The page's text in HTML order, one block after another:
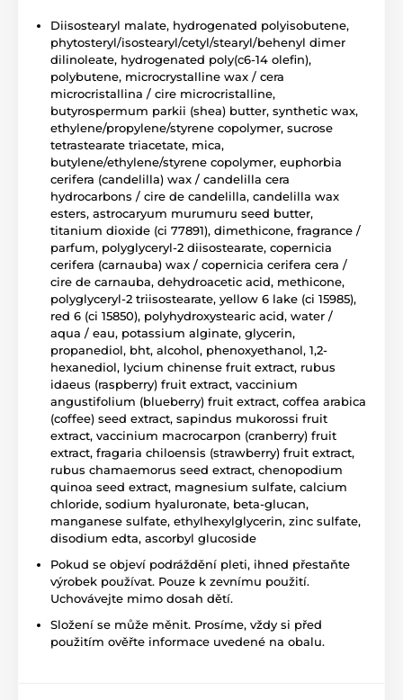
Diisostearyl malate, hydrogenated polyisobutene,
phytosteryl/isostearyl/cetyl/stearyl/behenyl dimer
dilinoleate, hydrogenated poly(c6-14 olefin),
polybutene, microcrystalline wax / cera
microcristallina / cire microcristalline,
butyrospermum parkii (shea) butter, synthetic wax,
ethylene/propylene/styrene copolymer, sucrose
tetrastearate triacetate, mica,
butylene/ethylene/styrene copolymer, euphorbia
cerifera (candelilla) wax / candelilla cera
hydrocarbons / cire de candelilla, candelilla wax
esters, astrocaryum murumuru seed butter,
titanium dioxide (ci 77891), dimethicone, fragrance /
parfum, polyglyceryl-2 diisostearate, copernicia
cerifera (carnauba) wax / copernicia cerifera cera /
cire de carnauba, dehydroacetic acid, methicone,
polyglyceryl-2 triisostearate, yellow 6 lake (ci 15985),
red 6 (ci 15850), polyhydroxystearic acid, water /
aqua / eau, potassium alginate, glycerin,
propanediol, bht, alcohol, phenoxyethanol, 1,2-
hexanediol, lycium chinense fruit extract, rubus
idaeus (raspberry) fruit extract, vaccinium
angustifolium (blueberry) fruit extract, coffea arabica
(coffee) seed extract, sapindus mukorossi fruit
extract, vaccinium macrocarpon (cranberry) fruit
extract, fragaria chiloensis (strawberry) fruit extract,
rubus chamaemorus seed extract, chenopodium
quinoa seed extract, magnesium sulfate, calcium
chloride, sodium hyaluronate, beta-glucan,
manganese sulfate, ethylhexylglycerin, zinc sulfate,
disodium edta, ascorbyl glucoside
Pokud se objeví podráždění pleti, ihned přestaňte
výrobek používat. Pouze k zevnímu použití.
Uchovávejte mimo dosah dětí.
Složení se může měnit. Prosíme, vždy si před
použitím ověřte informace uvedené na obalu.